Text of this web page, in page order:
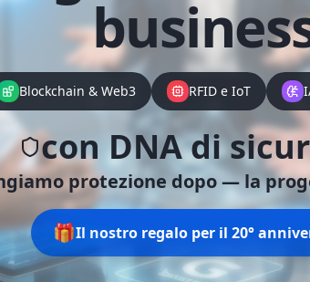
Blockchain & Web3 RFID e IoT
con DNA di
protezione dopo —la
🎁Il nostro regalo per il 20°